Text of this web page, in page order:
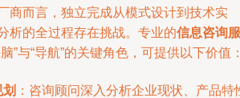
商而言，独立完成从模式设计到技术实
析的全过程存在挑战。专业的信息咨询服
”与“导航”的关键角色，可提供以下价值
：咨询顾问深入分析企业现状、产品特